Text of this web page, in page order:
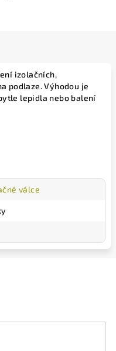
izolačních,
podlaze. Výhodou je
lepidla nebo balení
válce